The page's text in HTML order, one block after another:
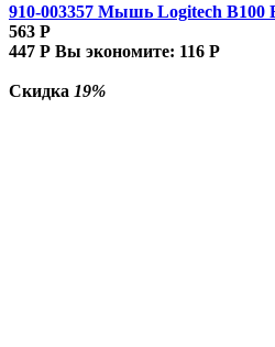
910-003357 Мышь Logitech B100
563 Р
447 Р Вы экономите: 116 Р
Скидка 19%